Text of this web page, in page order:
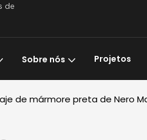
de
Sobre nós Projetos
de mármore preta de Nero